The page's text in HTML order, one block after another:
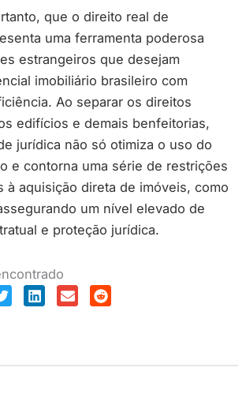
que o direito real de
uma ferramenta poderosa
estrangeiros que desejam
imobiliário brasileiro com
Ao separar os direitos
edifícios e demais benfeitorias,
jurídica não só otimiza o uso do
e contorna uma série de restrições
à aquisição direta de imóveis, como
um nível elevado de
e proteção jurídica.